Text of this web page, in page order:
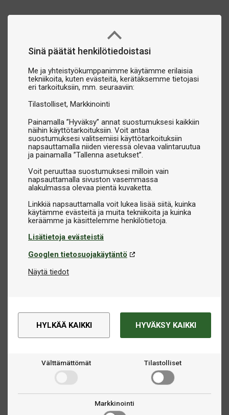
Sinä päätät henkilötiedoistasi
Me ja yhteistyökumppanimme käytämme erilaisia
tekniikoita, kuten evästeitä, kerätäksemme tietojasi
eri tarkoituksiin, mm. seuraaviin:
Tilastolliset Markkinointi
Painamalla ”Hyväksy” annat suostumuksesi kaikkiin
näihin käyttötarkoituksiin. Voit antaa
suostumuksesi valitsemiisi käyttötarkoituksiin
napsauttamalla niiden vieressä olevaa valintaruutua
ja painamalla ”Tallenna asetukset”.
Voit peruuttaa suostumuksesi milloin vain
napsauttamalla sivuston vasemmassa
alakulmassa olevaa pientä kuvaketta.
Linkkiä napsauttamalla voit lukea lisää siitä, kuinka
käytämme evästeitä ja muita tekniikoita ja kuinka
Lisätietoja evästeistä
Googlen tietosuojakäytäntö
Näytä tiedot
HYLKÄÄ KAIKKI HYVÄKSY KAIKKI
Välttämättömät Tilastolliset
Markkinointi